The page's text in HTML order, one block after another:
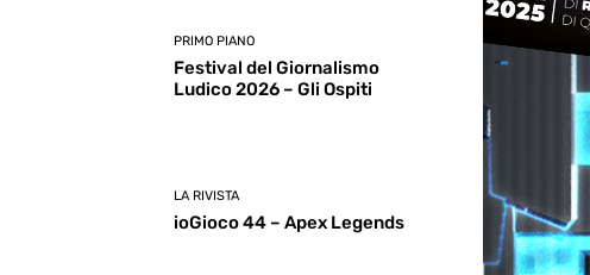
PRIMO PIANO
Festival del Giornalismo
Ludico 2026 – Gli Ospiti
LA RIVISTA
ioGioco 44 – Apex Legends